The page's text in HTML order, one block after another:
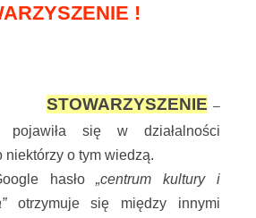
!
STOWARZYSZENIE –
pojawiła się w działalności
niektórzy o tym wiedzą.
hasło„centrum kultury i
otrzymuje się między innymi